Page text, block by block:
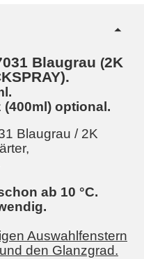
Blaugrau (2K
optional.
Blaugrau / 2K
ab 10 °C.
Auswahlfenstern
den Glanzgrad.